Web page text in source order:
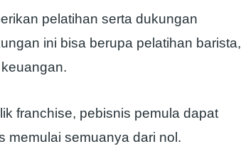
pelatihan serta dukungan
ini bisa berupa pelatihan barista,
franchise, pebisnis pemula dapat
memulai semuanya dari nol.